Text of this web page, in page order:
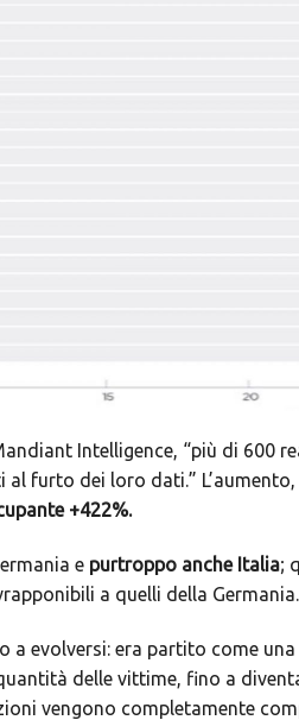
Intelligence, “più di 600
al furto dei loro dati.”
+422%.
e purtroppo anche Italia;
a quelli della Germania.
a evolversi: era partito come
delle vittime, fino a
vengono completamente